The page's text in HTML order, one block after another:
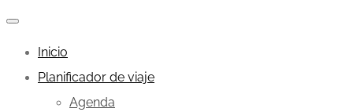
Inicio
Planificador de viaje
Agenda